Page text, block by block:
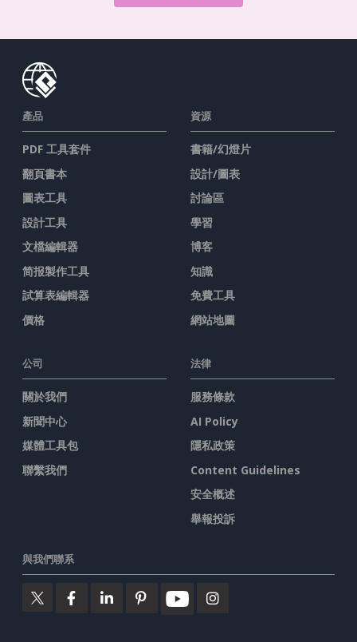
產品
PDF 工具套件
翻頁書本
圖表工具
設計工具
文檔編輯器
简报製作工具
試算表編輯器
價格
資源
書籍/幻燈片
設計/圖表
討論區
學習
博客
知識
免費工具
網站地圖
公司
關於我們
新聞中心
媒體工具包
聯繫我們
法律
服務條款
AI Policy
隱私政策
Content Guidelines
安全概述
舉報投訴
與我們聯系